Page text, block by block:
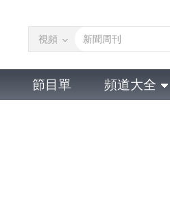
視頻
節目單 頻道大全